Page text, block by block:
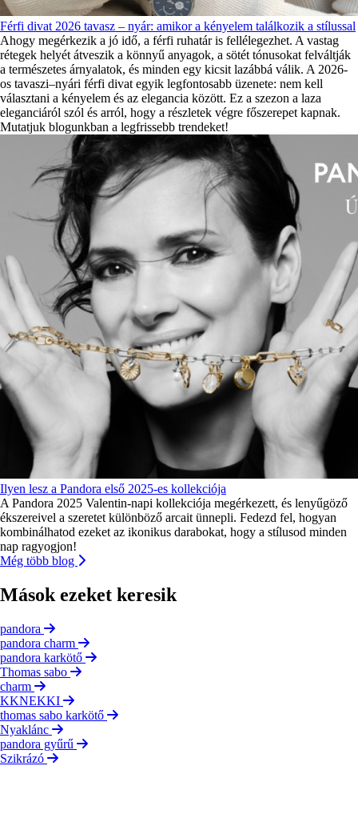
Férfi divat 2026 tavasz – nyár: amikor a kényelem találkozik a stílussal
Ahogy megérkezik a jó idő, a férfi ruhatár is fellélegezhet. A vastag
rétegek helyét átveszik a könnyű anyagok, a sötét tónusokat felváltják
a természetes árnyalatok, és minden egy kicsit lazábbá válik. A 2026-
os tavaszi–nyári férfi divat egyik legfontosabb üzenete: nem kell
választani a kényelem és az elegancia között. Ez a szezon a laza
eleganciáról szól és arról, hogy a részletek végre főszerepet kapnak.
Mutatjuk blogunkban a legfrissebb trendeket!
Ilyen lesz a Pandora első 2025-es kollekciója
A Pandora 2025 Valentin-napi kollekciója megérkezett, és lenyűgöző
ékszereivel a szeretet különböző arcait ünnepli. Fedezd fel, hogyan
kombinálhatod ezeket az ikonikus darabokat, hogy a stílusod minden
nap ragyogjon!
Még több blog
Mások ezeket keresik
pandora
pandora charm
pandora karkötő
Thomas sabo
charm
KKNEKKI
thomas sabo karkötő
Nyaklánc
pandora gyűrű
Szikrázó